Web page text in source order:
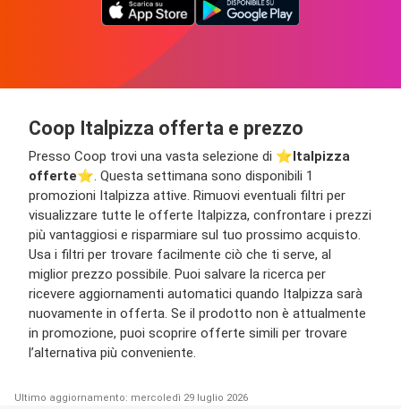
Coop Italpizza offerta e prezzo
Presso Coop trovi una vasta selezione di ⭐️Italpizza
offerte⭐️. Questa settimana sono disponibili 1
promozioni Italpizza attive. Rimuovi eventuali filtri per
visualizzare tutte le offerte Italpizza, confrontare i prezzi
più vantaggiosi e risparmiare sul tuo prossimo acquisto.
Usa i filtri per trovare facilmente ciò che ti serve, al
miglior prezzo possibile. Puoi salvare la ricerca per
ricevere aggiornamenti automatici quando Italpizza sarà
nuovamente in offerta. Se il prodotto non è attualmente
in promozione, puoi scoprire offerte simili per trovare
l’alternativa più conveniente.
Ultimo aggiornamento: mercoledì 29 luglio 2026